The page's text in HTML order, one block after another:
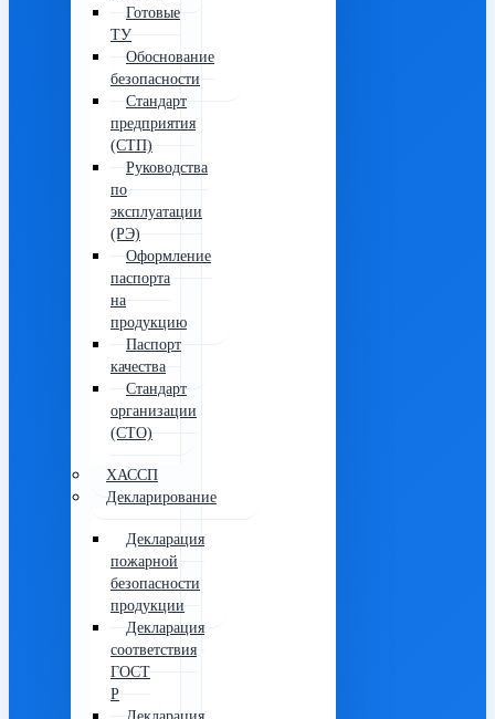
Готовые
ТУ
Обоснование
безопасности
Стандарт
предприятия
(СТП)
Руководства
по
эксплуатации
(РЭ)
Оформление
паспорта
на
продукцию
Паспорт
качества
Стандарт
организации
(СТО)
ХАССП
Декларирование
Декларация
пожарной
безопасности
продукции
Декларация
соответствия
ГОСТ
Р